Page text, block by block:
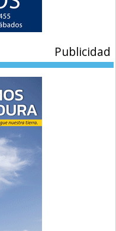
Publicidad